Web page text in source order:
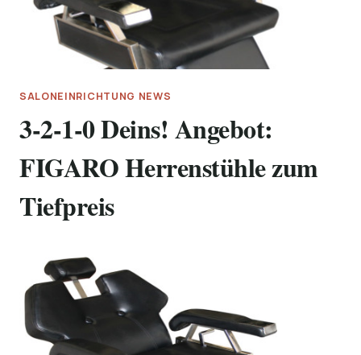
SALONEINRICHTUNG NEWS
3-2-1-0 Deins! Angebot:
FIGARO Herrenstühle zum
Tiefpreis